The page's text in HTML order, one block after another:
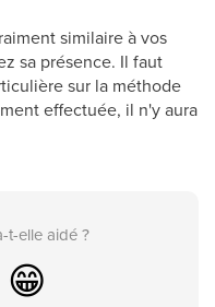
similaire à vos
sa présence. Il faut
sur la méthode
effectuée, il n'y aura
t-elle aidé ?
😁